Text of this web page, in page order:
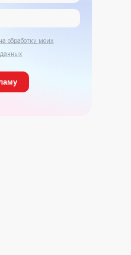
обработку моих